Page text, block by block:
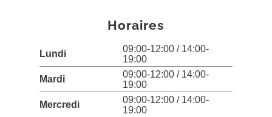
Horaires
Lundi
09:00-12:00 / 14:00-
19:00
Mardi
09:00-12:00 / 14:00-
19:00
Mercredi
09:00-12:00 / 14:00-
19:00